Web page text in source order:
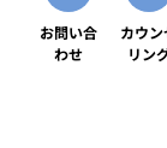
お問い合
わせ
カウン
リン